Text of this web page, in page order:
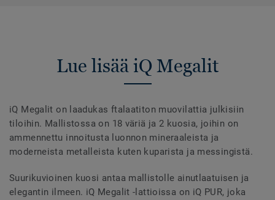
Lue lisää iQ Megalit
iQ Megalit on laadukas ftalaatiton muovilattia julkisiin
tiloihin. Mallistossa on 18 väriä ja 2 kuosia, joihin on
ammennettu innoitusta luonnon mineraaleista ja
moderneista metalleista kuten kuparista ja messingistä.
Suurikuvioinen kuosi antaa mallistolle ainutlaatuisen ja
elegantin ilmeen. iQ Megalit -lattioissa on iQ PUR, joka